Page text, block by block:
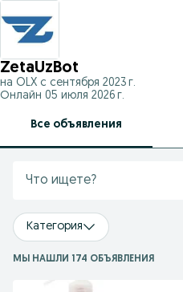
ZetaUzBot
на OLX с сентября 2023 г.
Онлайн 05 июля 2026 г.
Все объявления
Категория
МЫ НАШЛИ 174 ОБЪЯВЛЕНИЯ